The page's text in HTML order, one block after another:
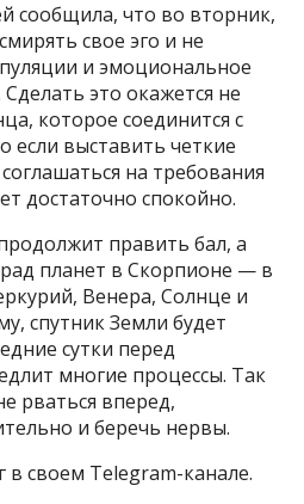
сообщила, что во вторник,
свое эго и не
и эмоциональное
это окажется не
которое соединится с
если выставить четкие
на требования
достаточно спокойно.
править бал, а
планет в Скорпионе — в
Венера, Солнце и
спутник Земли будет
сутки перед
многие процессы. Так
рваться вперед,
и беречь нервы.
своем Telegram-канале.